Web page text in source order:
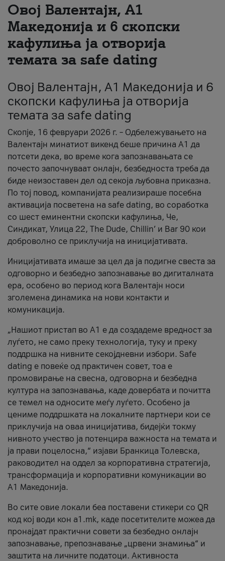
Овој Валентајн, A1
Македонија и 6 скопски
кафулиња ја отворија
темата за safe dating
Овој Валентајн, A1 Македонија и 6
скопски кафулиња ја отворија
темата за safe dating
Скопје, 16 февруари 2026 г. – Одбележувањето на
Валентајн минатиот викенд беше причина А1 да
потсети дека, во време кога запознавањата се
почесто започнуваат онлајн, безбедноста треба да
биде неизоставен дел од секоја љубовна приказна.
По тој повод, компанијата реализираше посебна
активација посветена на safe dating, во соработка
со шест еминентни скопски кафулиња, Че,
Синдикат, Улица 22, The Dude, Chillin’ и Bar 90 кои
доброволно се приклучија на иницијативата.
Иницијативата имаше за цел да ја подигне свеста за
одговорно и безбедно запознавање во дигиталната
ера, особено во период кога Валентајн носи
зголемена динамика на нови контакти и
комуникација.
„Нашиот пристап во А1 е да создадеме вредност за
луѓето, не само преку технологија, туку и преку
поддршка на нивните секојдневни избори. Safe
dating е повеќе од практичен совет, тоа е
промовирање на свесна, одговорна и безбедна
култура на запознавања, каде довербата и почитта
се темел на односите меѓу луѓето. Особено ја
цениме поддршката на локалните партнери кои се
приклучија на оваа иницијатива, бидејќи токму
нивното учество ја потенцира важноста на темата и
ја прави поцелосна,“ изјави Бранкица Толевска,
раководител на оддел за корпоративна стратегија,
трансформација и корпоративни комуникации во
А1 Македонија.
Во сите овие локали беа поставени стикери со QR
код кој води кон a1.mk, каде посетителите можеа да
пронајдат практични совети за безбедно онлајн
запознавање, препознавање „црвени знамиња“ и
заштита на личните податоци. Активноста